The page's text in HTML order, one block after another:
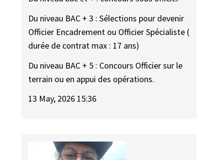
Du niveau BAC + 3 : Sélections pour devenir
Officier Encadrement ou Officier Spécialiste (
durée de contrat max : 17 ans)
Du niveau BAC + 5 : Concours Officier sur le
terrain ou en appui des opérations.
13 May, 2026 15:36